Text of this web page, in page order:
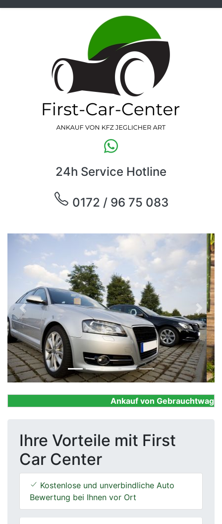
24h Service Hotline
0172 / 96 75 083
Previous Next
Ankauf von
Ihre Vorteile mit First
Car Center
Kostenlose und unverbindliche Auto
Bewertung bei Ihnen vor Ort